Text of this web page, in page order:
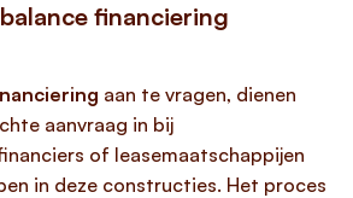
financiering
aan te vragen, dienen
aanvraag in bij
of leasemaatschappijen
in deze constructies. Het proces